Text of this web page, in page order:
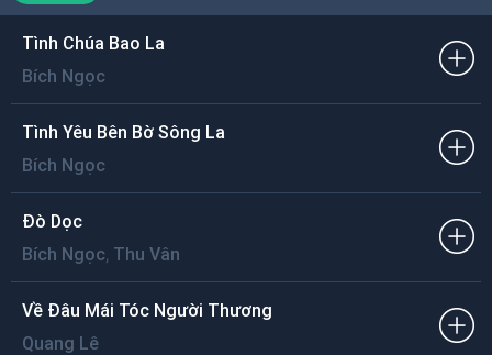
[ĐK:]
Thương con thao thức bao đêm trường
Lặn lội gieo neo nuôi con tới ngày lớn khôn.
Ngày đêm sớm tối vui cùng con nhỏ một niềm
Tiếng ru êm đềm mẹ hiền năm tháng triền miên.
Tình Chúa Bao La
Bích Ngọc
Tình Yêu Bên Bờ Sông La
Bích Ngọc
Đò Dọc
Bích Ngọc, Thu Vân
Về Đâu Mái Tóc Người Thương
Quang Lê